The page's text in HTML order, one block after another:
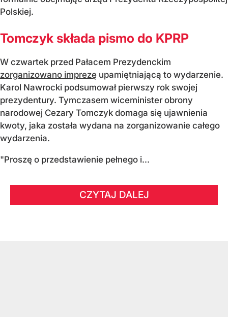
Polskiej.
Tomczyk składa pismo do KPRP
W czwartek przed Pałacem Prezydenckim
zorganizowano imprezę upamiętniającą to wydarzenie.
Karol Nawrocki podsumował pierwszy rok swojej
prezydentury. Tymczasem wiceminister obrony
narodowej Cezary Tomczyk domaga się ujawnienia
kwoty, jaka została wydana na zorganizowanie całego
wydarzenia.
"Proszę o przedstawienie pełnego i...
CZYTAJ DALEJ